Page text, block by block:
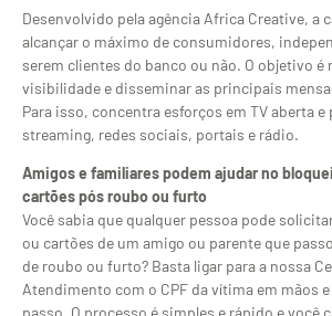
Desenvolvido pela agência Africa Creative, a
alcançar o máximo de consumidores,
serem clientes do banco ou não. O objetivo é
visibilidade e disseminar as principais
Para isso, concentra esforços em TV aberta
streaming, redes sociais, portais e rádio.
Amigos e familiares podem ajudar no
cartões pós roubo ou furto
Você sabia que qualquer pessoa pode
ou cartões de um amigo ou parente que
de roubo ou furto? Basta ligar para a nossa
Atendimento com o CPF da vítima em mãos
passo. O processo é simples e rápido e você